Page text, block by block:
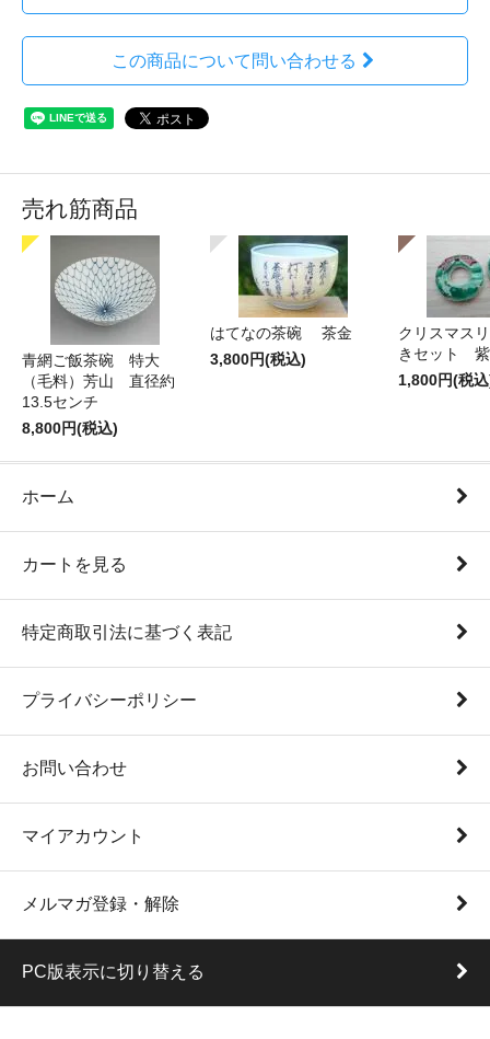
この商品について問い合わせる
売れ筋商品
青網ご飯茶碗 特大
（毛料）芳山 直径約
13.5センチ
8,800円(税込)
はてなの茶碗 茶金
3,800円(税込)
クリスマス
きセット
1,800円(税
ホーム
カートを見る
特定商取引法に基づく表記
プライバシーポリシー
お問い合わせ
マイアカウント
メルマガ登録・解除
PC版表示に切り替える